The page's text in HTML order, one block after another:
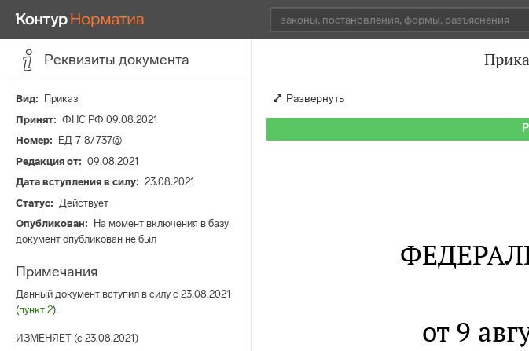
Реквизиты документа
Вид
Приказ
Принят
ФНС РФ 09.08.2021
Номер
ЕД-7-8/737@
Редакция от
09.08.2021
Дата вступления в силу
23.08.2021
Статус
Действует
Опубликован
На момент включения в базу
документ опубликован не был
Примечания
Данный документ вступил в силу с 23.08.2021
(пункт 2).
ИЗМЕНЯЕТ (с 23.08.2021)
Развернуть
от 9